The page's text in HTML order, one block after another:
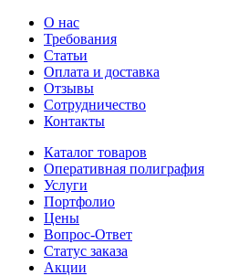
О нас
Требования
Статьи
Оплата и доставка
Отзывы
Сотрудничество
Контакты
Каталог товаров
Оперативная полиграфия
Услуги
Портфолио
Цены
Вопрос-Ответ
Статус заказа
Акции